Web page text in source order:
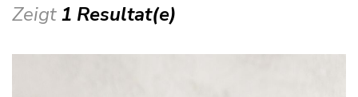
Zeigt1 Resultat(e)